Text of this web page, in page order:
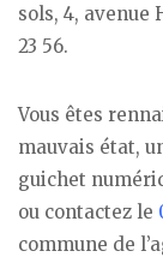
sols, 4, avenue
23 56.
Vous êtes
mauvais état,
guichet
ou contactez le
commune de